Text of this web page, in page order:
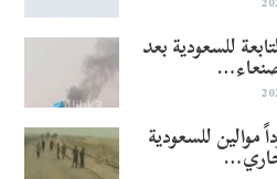
للسعودية بعد
للسعودية